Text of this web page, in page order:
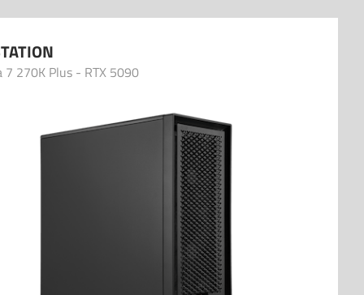
7 270K Plus - RTX 5090